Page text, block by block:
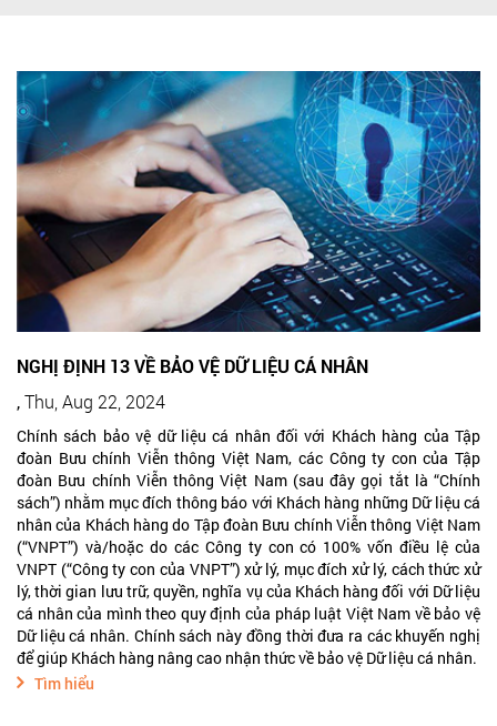
NGHỊ ĐỊNH 13 VỀ BẢO VỆ DỮ LIỆU CÁ NHÂN
,Thu, Aug 22, 2024
Chính sách bảo vệ dữ liệu cá nhân đối với Khách hàng của Tập
đoàn Bưu chính Viễn thông Việt Nam, các Công ty con của Tập
đoàn Bưu chính Viễn thông Việt Nam (sau đây gọi tắt là “Chính
sách”) nhằm mục đích thông báo với Khách hàng những Dữ liệu cá
nhân của Khách hàng do Tập đoàn Bưu chính Viễn thông Việt Nam
(“VNPT”) và/hoặc do các Công ty con có 100% vốn điều lệ của
VNPT (“Công ty con của VNPT”) xử lý, mục đích xử lý, cách thức xử
lý, thời gian lưu trữ, quyền, nghĩa vụ của Khách hàng đối với Dữ liệu
cá nhân của mình theo quy định của pháp luật Việt Nam về bảo vệ
Dữ liệu cá nhân. Chính sách này đồng thời đưa ra các khuyến nghị
để giúp Khách hàng nâng cao nhận thức về bảo vệ Dữ liệu cá nhân.
Tìm hiểu